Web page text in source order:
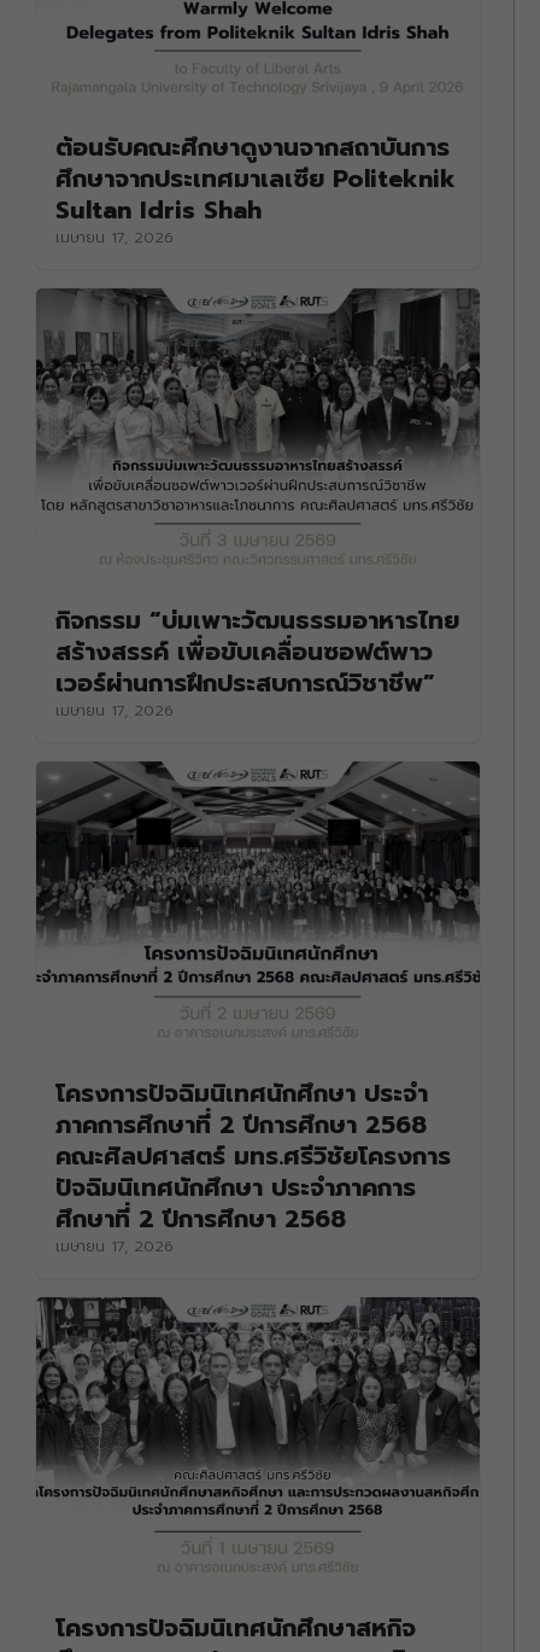
ต้อนรับคณะศึกษาดูงานจากสถาบันการ
ศึกษาจากประเทศมาเลเซีย Politeknik
Sultan Idris Shah
เมษายน 17, 2026
กิจกรรม “บ่มเพาะวัฒนธรรมอาหารไทย
สร้างสรรค์ เพื่อขับเคลื่อนซอฟต์พาว
เวอร์ผ่านการฝึกประสบการณ์วิชาชีพ”
เมษายน 17, 2026
โครงการปัจฉิมนิเทศนักศึกษา ประจำ
ภาคการศึกษาที่ 2 ปีการศึกษา 2568
คณะศิลปศาสตร์ มทร.ศรีวิชัยโครงการ
ปัจฉิมนิเทศนักศึกษา ประจำภาคการ
ศึกษาที่ 2 ปีการศึกษา 2568
เมษายน 17, 2026
โครงการปัจฉิมนิเทศนักศึกษาสหกิจ